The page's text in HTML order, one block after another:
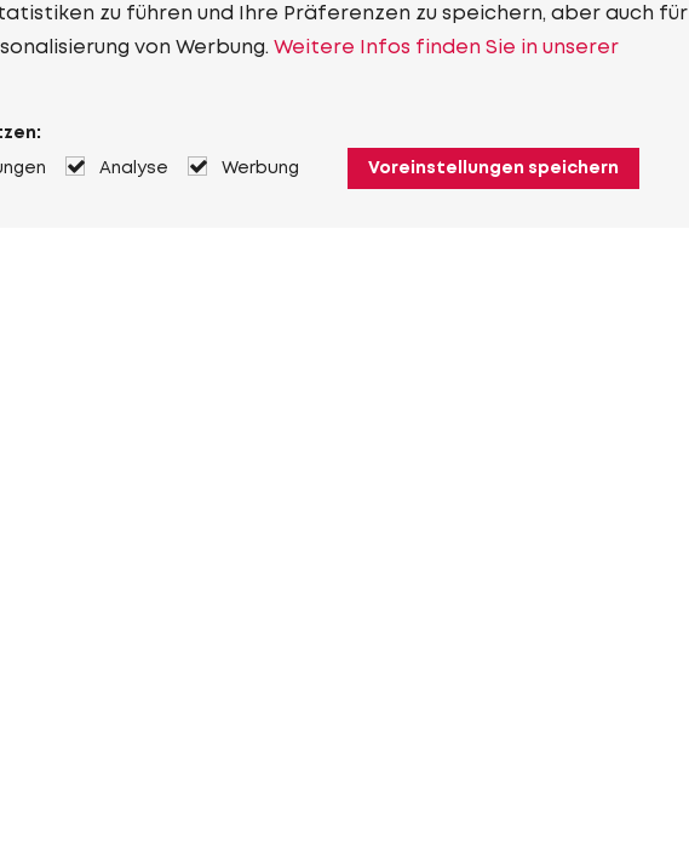
zu führen und Ihre Präferenzen zu speichern, aber auch für
von Werbung. Weitere Infos finden Sie in unserer
Analyse Werbung Voreinstellungen speichern